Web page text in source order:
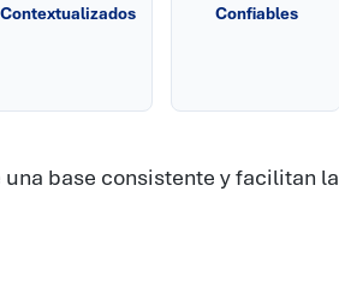
Contextualizados Confiables
base consistente y facilitan la